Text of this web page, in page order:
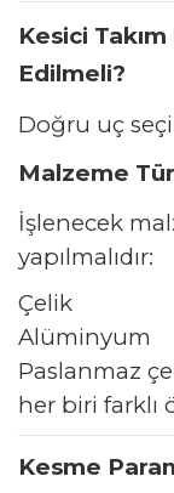
Kesici
Edilmeli?
Doğru uç
Malzeme
İşlenecek
yapılmalıdır:
Çelik
Alüminyum
Paslanmaz
her biri farklı
Kesme